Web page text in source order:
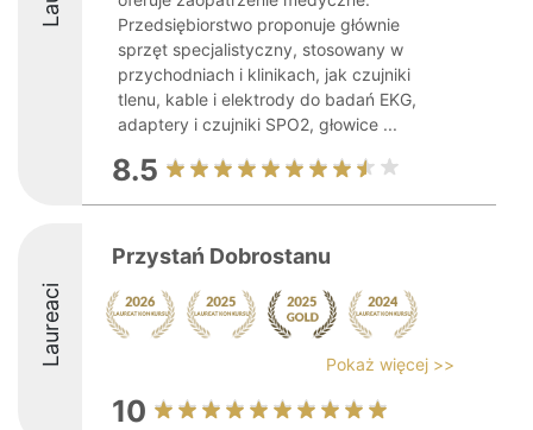
Przedsiębiorstwo proponuje głównie
sprzęt specjalistyczny, stosowany w
przychodniach i klinikach, jak czujniki
tlenu, kable i elektrody do badań EKG,
adaptery i czujniki SPO2, głowice ...
8.5
Laureaci
Przystań Dobrostanu
Pokaż więcej >>
10